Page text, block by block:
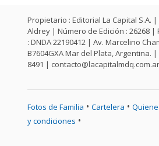
Propietario : Editorial La Capital S.A.
Aldrey | Número de Edición : 26268
: DNDA 22190412 | Av. Marcelino
B7604GXA Mar del Plata, Argentina.
8491 | contacto@lacapitalmdq.com.ar
Fotos de Familia • Cartelera •
y condiciones •